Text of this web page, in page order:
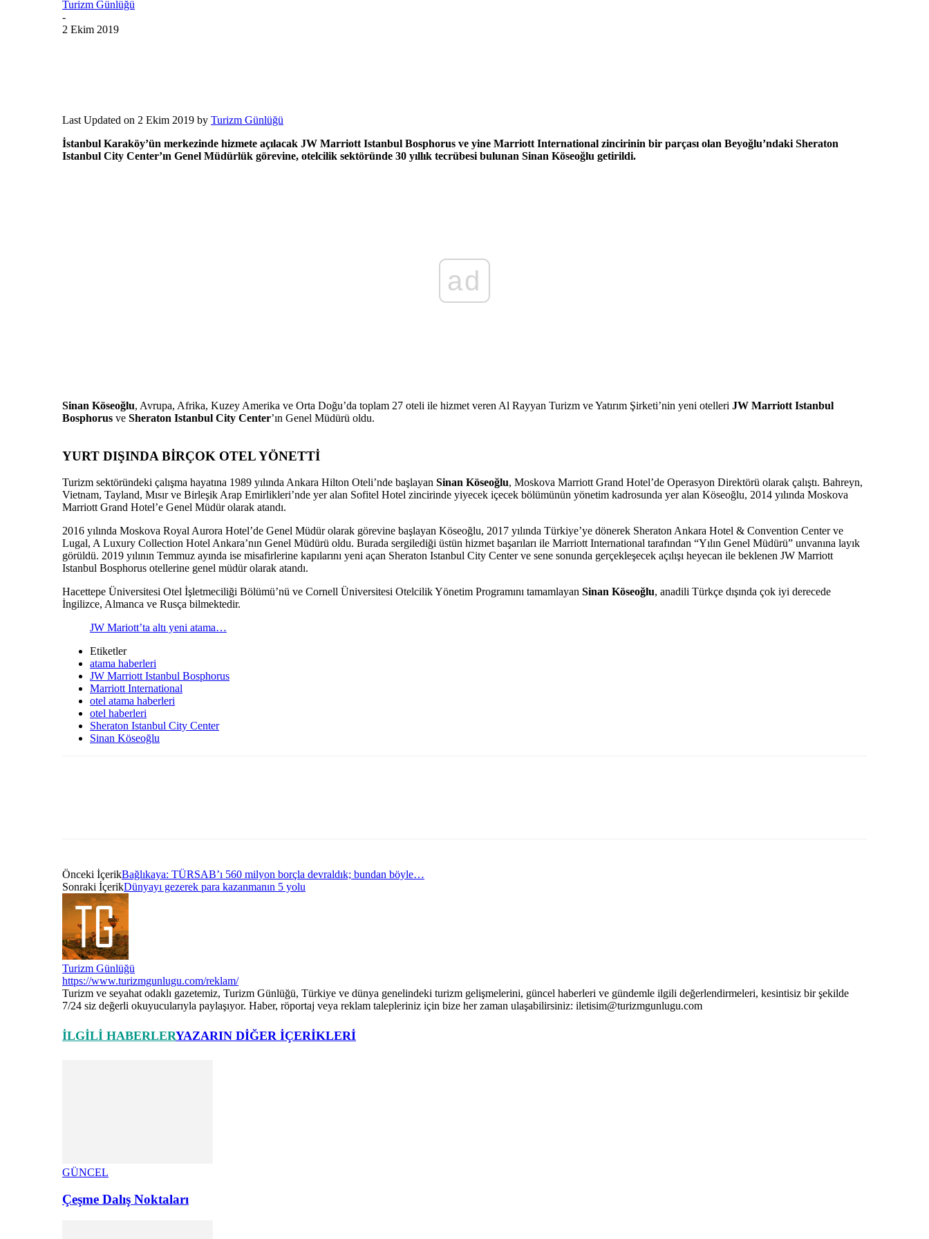
Turizm Günlüğü
-
2 Ekim 2019
Last Updated on 2 Ekim 2019 by Turizm Günlüğü
İstanbul Karaköy’ün merkezinde hizmete açılacak JW Marriott Istanbul Bosphorus ve yine Marriott International zincirinin bir parçası olan Beyoğlu’ndaki Sheraton
Istanbul City Center’ın Genel Müdürlük görevine, otelcilik sektöründe 30 yıllık tecrübesi bulunan Sinan Köseoğlu getirildi.
ad
Sinan Köseoğlu, Avrupa, Afrika, Kuzey Amerika ve Orta Doğu’da toplam 27 oteli ile hizmet veren Al Rayyan Turizm ve Yatırım Şirketi’nin yeni otelleri JW Marriott Istanbul
Bosphorus ve Sheraton Istanbul City Center’ın Genel Müdürü oldu.
YURT DIŞINDA BİRÇOK OTEL YÖNETTİ
Turizm sektöründeki çalışma hayatına 1989 yılında Ankara Hilton Oteli’nde başlayan Sinan Köseoğlu, Moskova Marriott Grand Hotel’de Operasyon Direktörü olarak çalıştı. Bahreyn,
Vietnam, Tayland, Mısır ve Birleşik Arap Emirlikleri’nde yer alan Sofitel Hotel zincirinde yiyecek içecek bölümünün yönetim kadrosunda yer alan Köseoğlu, 2014 yılında Moskova
Marriott Grand Hotel’e Genel Müdür olarak atandı.
2016 yılında Moskova Royal Aurora Hotel’de Genel Müdür olarak görevine başlayan Köseoğlu, 2017 yılında Türkiye’ye dönerek Sheraton Ankara Hotel & Convention Center ve
Lugal, A Luxury Collection Hotel Ankara’nın Genel Müdürü oldu. Burada sergilediği üstün hizmet başarıları ile Marriott International tarafından “Yılın Genel Müdürü” unvanına layık
görüldü. 2019 yılının Temmuz ayında ise misafirlerine kapılarını yeni açan Sheraton Istanbul City Center ve sene sonunda gerçekleşecek açılışı heyecan ile beklenen JW Marriott
Istanbul Bosphorus otellerine genel müdür olarak atandı.
Hacettepe Üniversitesi Otel İşletmeciliği Bölümü’nü ve Cornell Üniversitesi Otelcilik Yönetim Programını tamamlayan Sinan Köseoğlu, anadili Türkçe dışında çok iyi derecede
İngilizce, Almanca ve Rusça bilmektedir.
JW Mariott’ta altı yeni atama…
Etiketler
atama haberleri
JW Marriott Istanbul Bosphorus
Marriott International
otel atama haberleri
otel haberleri
Sheraton Istanbul City Center
Sinan Köseoğlu
Önceki İçerikBağlıkaya: TÜRSAB’ı 560 milyon borçla devraldık; bundan böyle…
Sonraki İçerikDünyayı gezerek para kazanmanın 5 yolu
Turizm Günlüğü
https://www.turizmgunlugu.com/reklam/
Turizm ve seyahat odaklı gazetemiz, Turizm Günlüğü, Türkiye ve dünya genelindeki turizm gelişmelerini, güncel haberleri ve gündemle ilgili değerlendirmeleri, kesintisiz bir şekilde
7/24 siz değerli okuyucularıyla paylaşıyor. Haber, röportaj veya reklam talepleriniz için bize her zaman ulaşabilirsiniz: iletisim@turizmgunlugu.com
İLGILI HABERLERYAZARIN DIĞER İÇERIKLERI
GÜNCEL
Çeşme Dalış Noktaları